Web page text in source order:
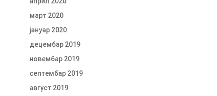
март 2020
јануар 2020
децембар 2019
новембар 2019
септембар 2019
август 2019